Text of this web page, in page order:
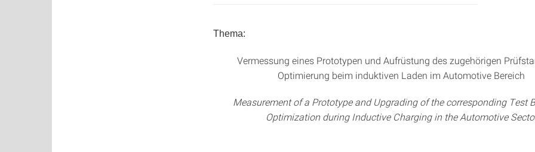
Thema:
Vermessung eines Prototypen und Aufrüstung des zugehörigen
Optimierung beim induktiven Laden im Automotive Bereich
Measurement of a Prototype and Upgrading of the corresponding Test
Optimization during Inductive Charging in the Automotive